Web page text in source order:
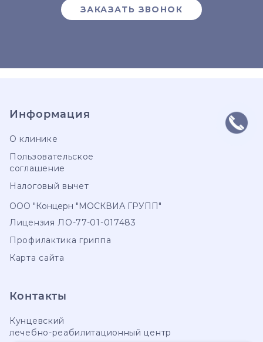
ЗАКАЗАТЬ ЗВОНОК
Информация
О клинике
Пользовательское
соглашение
Налоговый вычет
ООО "Концерн "МОСКВИА ГРУПП"
Лицензия ЛО-77-01-017483
Профилактика гриппа
Карта сайта
Контакты
Кунцевский
лечебно-реабилитационный центр